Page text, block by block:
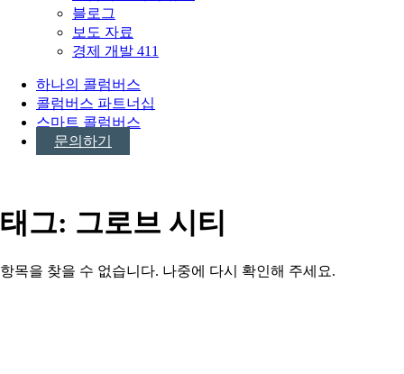
블로그
보도 자료
경제 개발 411
하나의 콜럼버스
콜럼버스 파트너십
스마트 콜럼버스
문의하기
태그: 그로브 시티
항목을 찾을 수 없습니다. 나중에 다시 확인해 주세요.